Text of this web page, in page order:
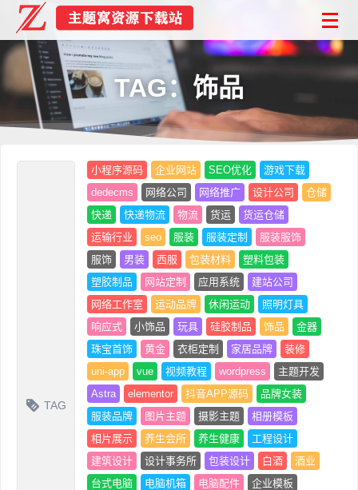
TAG：饰品
TAG
小程序源码 企业网站 SEO优化
游戏下载
dedecms
网络公司 网络推广 设计公司
仓储
快递
快递物流 物流 货运
货运仓储
运输行业
seo 服装 服装定制
服装服饰
服饰
男装 西服 包装材料
塑料包装
塑胶制品
网站定制 应用系统
建站公司
网络工作室
运动品牌 休闲运动
照明灯具
响应式
小饰品 玩具 硅胶制品 饰品
金器
珠宝首饰
黄金 衣柜定制 家居品牌
装修
uni-app
vue 视频教程 wordpress
主题开发
Astra
elementor 抖音APP源码
品牌女装
服装品牌
图片主题 摄影主题
相册模板
相片展示
养生会所 养生健康
工程设计
建筑设计
设计事务所 包装设计 白酒
酒业
台式电脑
电脑机箱 电脑配件
企业模板